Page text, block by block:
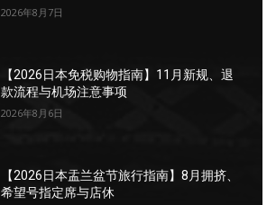
2026年8月7日
【2026日本免税购物指南】11月新规、退
款流程与机场注意事项
2026年8月6日
【2026日本盂兰盆节旅行指南】8月拥挤、
希望号指定席与店休